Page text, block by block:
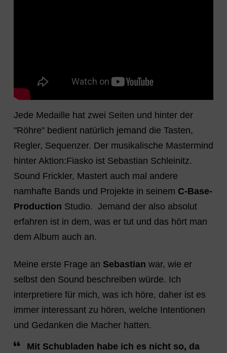
Jede Medaille hat zwei Seiten und hinter der
"Röhre" bedient natürlich jemand die Tasten,
Regler, Sequenzer. Der musikalische Mastermind
hinter Aktion:Fiasko ist Sebastian Schleinitz.
Sound Frickler, Mastert auch mal andere
namhafte Bands und Projekte in seinem C-Base-
Production Studio. Jemand der also absolut
erfahren ist in dem, was er tut und das hört man
dem Album auch an.
Meine erste Frage an Sebastian war, wie er
selbst den Sound beschreiben würde. Ich
interpretiere für mich, was ich höre, daher ist es
immer interessant zu hören, welche Intentionen
und Gedanken die Macher hatten.
Mit Schubladen habe ich es nicht so, da